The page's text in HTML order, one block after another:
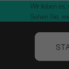
Wir lieben
Sehen Sie,